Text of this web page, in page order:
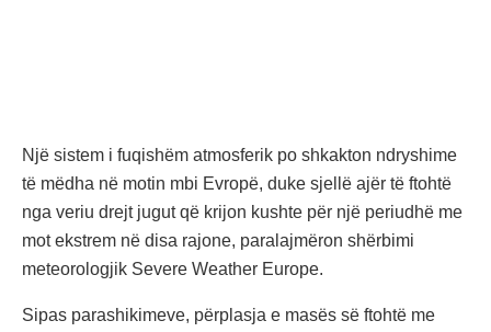
Një sistem i fuqishëm atmosferik po shkakton ndryshime
të mëdha në motin mbi Evropë, duke sjellë ajër të ftohtë
nga veriu drejt jugut që krijon kushte për një periudhë me
mot ekstrem në disa rajone, paralajmëron shërbimi
meteorologjik Severe Weather Europe.
Sipas parashikimeve, përplasja e masës së ftohtë me